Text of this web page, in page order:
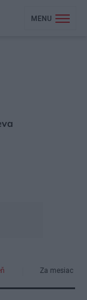
MENU
Za mesiac